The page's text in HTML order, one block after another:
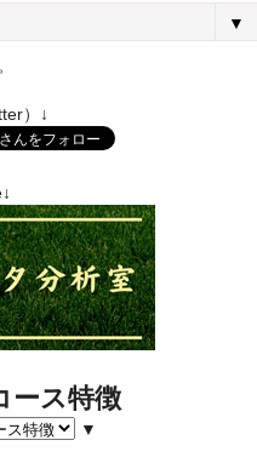
▼
）↓
ース特徴
▼